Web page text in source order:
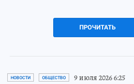
ПРОЧИТАТЬ
НОВОСТИ ОБЩЕСТВО 9 июля 2026 6:25